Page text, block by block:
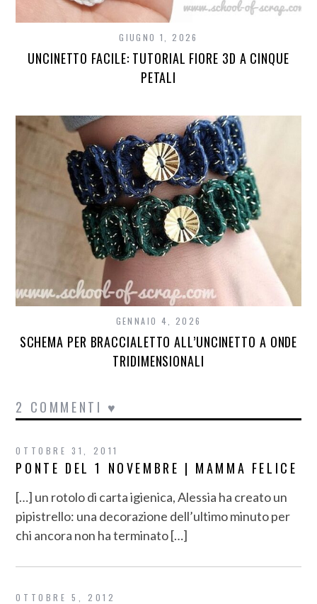
GIUGNO 1, 2026
UNCINETTO FACILE: TUTORIAL FIORE 3D A CINQUE
PETALI
GENNAIO 4, 2026
SCHEMA PER BRACCIALETTO ALL’UNCINETTO A ONDE
TRIDIMENSIONALI
2 COMMENTI ♥
OTTOBRE 31, 2011
PONTE DEL 1 NOVEMBRE | MAMMA FELICE
[…] un rotolo di carta igienica, Alessia ha creato un
pipistrello: una decorazione dell’ultimo minuto per
chi ancora non ha terminato […]
OTTOBRE 5, 2012